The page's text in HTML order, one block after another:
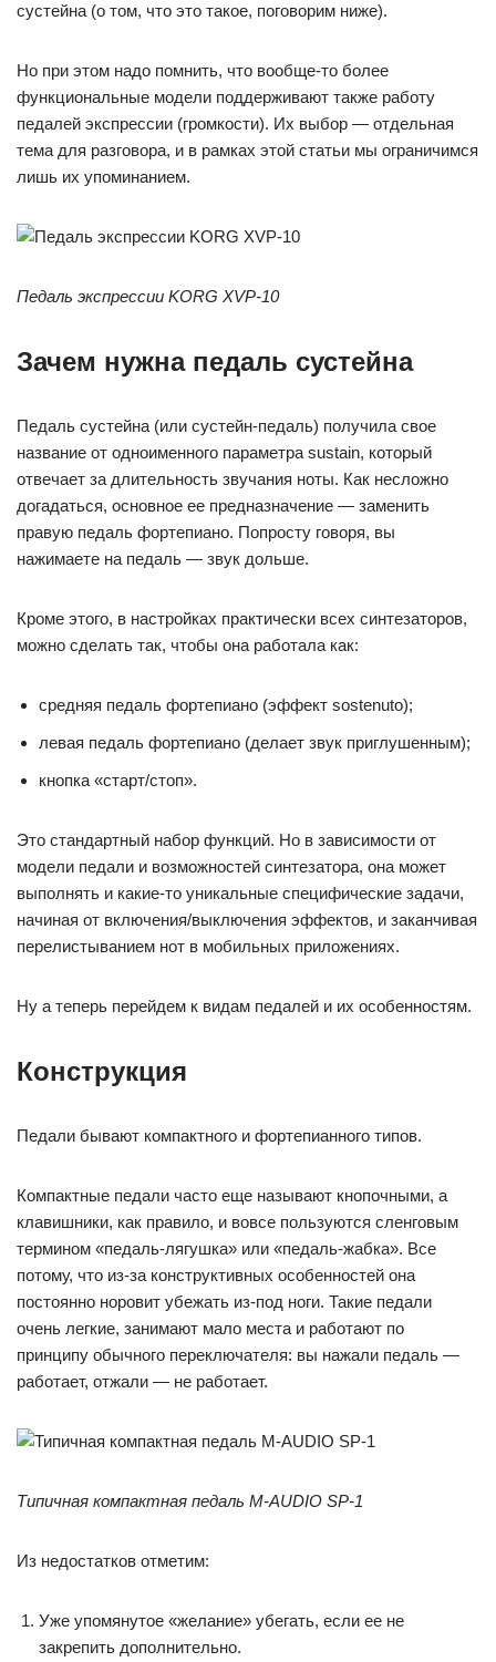
сустейна (о том, что это такое, поговорим ниже).
Но при этом надо помнить, что вообще-то более
функциональные модели поддерживают также работу
педалей экспрессии (громкости). Их выбор — отдельная
тема для разговора, и в рамках этой статьи мы ограничимся
лишь их упоминанием.
Педаль экспрессии KORG XVP-10
Зачем нужна педаль сустейна
Педаль сустейна (или сустейн-педаль) получила свое
название от одноименного параметра sustain, который
отвечает за длительность звучания ноты. Как несложно
догадаться, основное ее предназначение — заменить
правую педаль фортепиано. Попросту говоря, вы
нажимаете на педаль — звук дольше.
Кроме этого, в настройках практически всех синтезаторов,
можно сделать так, чтобы она работала как:
средняя педаль фортепиано (эффект sostenuto);
левая педаль фортепиано (делает звук приглушенным);
кнопка «старт/стоп».
Это стандартный набор функций. Но в зависимости от
модели педали и возможностей синтезатора, она может
выполнять и какие-то уникальные специфические задачи,
начиная от включения/выключения эффектов, и заканчивая
перелистыванием нот в мобильных приложениях.
Ну а теперь перейдем к видам педалей и их особенностям.
Конструкция
Педали бывают компактного и фортепианного типов.
Компактные педали часто еще называют кнопочными, а
клавишники, как правило, и вовсе пользуются сленговым
термином «педаль-лягушка» или «педаль-жабка». Все
потому, что из-за конструктивных особенностей она
постоянно норовит убежать из-под ноги. Такие педали
очень легкие, занимают мало места и работают по
принципу обычного переключателя: вы нажали педаль —
работает, отжали — не работает.
Типичная компактная педаль M-AUDIO SP-1
Из недостатков отметим:
Уже упомянутое «желание» убегать, если ее не
закрепить дополнительно.